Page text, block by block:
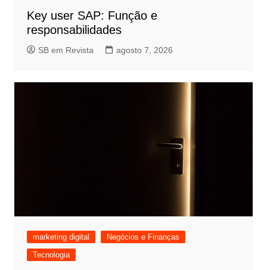
Key user SAP: Função e
responsabilidades
SB em Revista agosto 7, 2026
marketing digital
Negócios e Finanças
Tecnologia